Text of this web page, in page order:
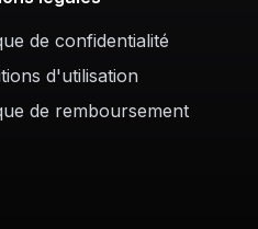
de confidentialité
d'utilisation
de remboursement